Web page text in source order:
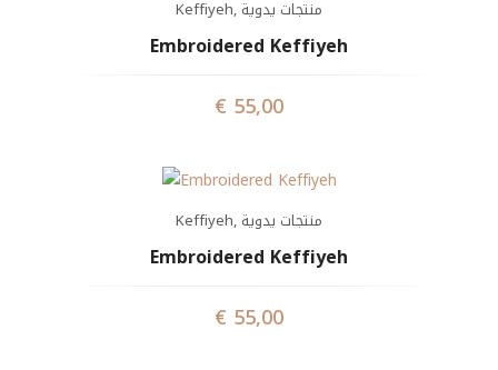
Keffiyeh, منتجات يدوية
Embroidered Keffiyeh
€ 55,00
Keffiyeh, منتجات يدوية
Embroidered Keffiyeh
€ 55,00